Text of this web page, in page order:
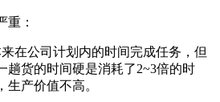
重：
在公司计划内的时间完成任务，但
趟货的时间硬是消耗了2~3倍的时
生产价值不高。